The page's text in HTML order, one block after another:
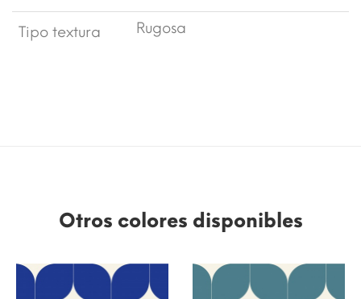
Tipo textura Rugosa
Otros colores disponibles